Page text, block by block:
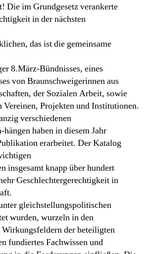
Die im Grundgesetz verankerte
in der nächsten
das ist die gemeinsame
8.März-Bündnisses, eines
von Braunschweigerinnen aus
der Sozialen Arbeit, sowie
Vereinen, Projekten und Institutionen.
verschiedenen
haben in diesem Jahr
erarbeitet. Der Katalog
insgesamt knapp über hundert
Geschlechtergerechtigkeit in
gleichstellungspolitischen
wurden, wurzeln in den
der beteiligten
fundiertes Fachwissen und